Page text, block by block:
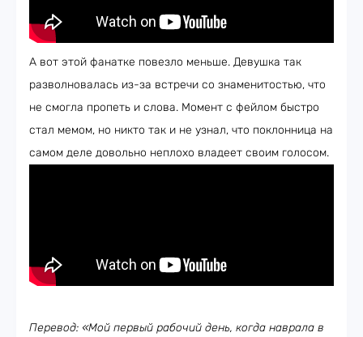
А вот этой фанатке повезло меньше. Девушка так
разволновалась из-за встречи со знаменитостью, что
не смогла пропеть и слова. Момент с фейлом быстро
стал мемом, но никто так и не узнал, что поклонница на
самом деле довольно неплохо владеет своим голосом.
Перевод: «Мой первый рабочий день, когда наврала в